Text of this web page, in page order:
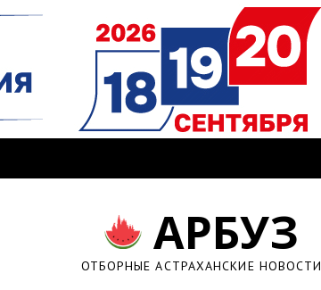
АРБУЗ
ОТБОРНЫЕ АСТРАХАНСКИЕ НОВОСТИ